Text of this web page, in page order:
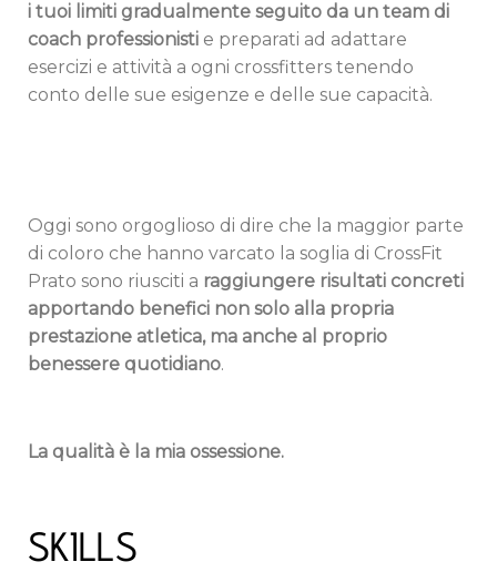
i tuoi limiti gradualmente seguito da un team di
coach professionisti e preparati ad adattare
esercizi e attività a ogni crossfitters tenendo
conto delle sue esigenze e delle sue capacità.
Oggi sono orgoglioso di dire che la maggior parte
di coloro che hanno varcato la soglia di CrossFit
Prato sono riusciti a raggiungere risultati concreti
apportando benefici non solo alla propria
prestazione atletica, ma anche al proprio
benessere quotidiano.
La qualità è la mia ossessione.
SKILLS